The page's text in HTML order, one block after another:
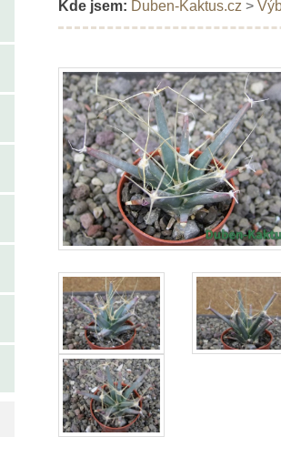
Kde jsem: Duben-Kaktus.cz >